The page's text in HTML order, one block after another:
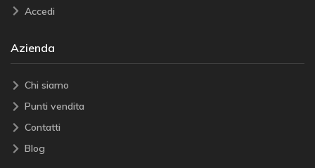
Accedi
Azienda
Chi siamo
Punti vendita
Contatti
Blog